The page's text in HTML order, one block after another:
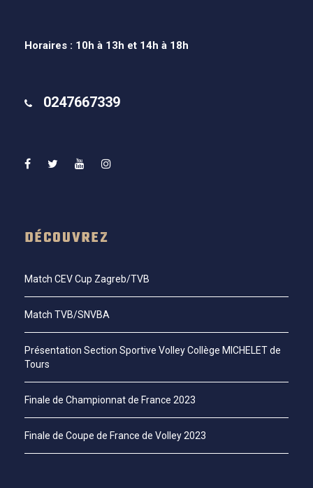
Horaires : 10h à 13h et 14h à 18h
0247667339
DÉCOUVREZ
Match CEV Cup Zagreb/TVB
Match TVB/SNVBA
Présentation Section Sportive Volley Collège MICHELET de
Tours
Finale de Championnat de France 2023
Finale de Coupe de France de Volley 2023